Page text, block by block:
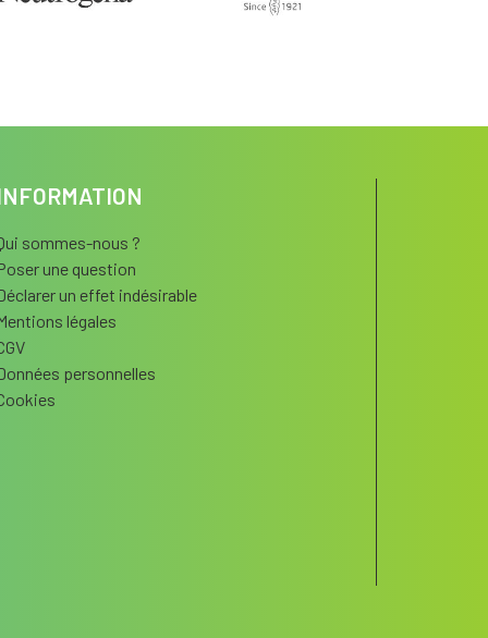
sommes-nous ?
une question
un effet indésirable
légales
personnelles